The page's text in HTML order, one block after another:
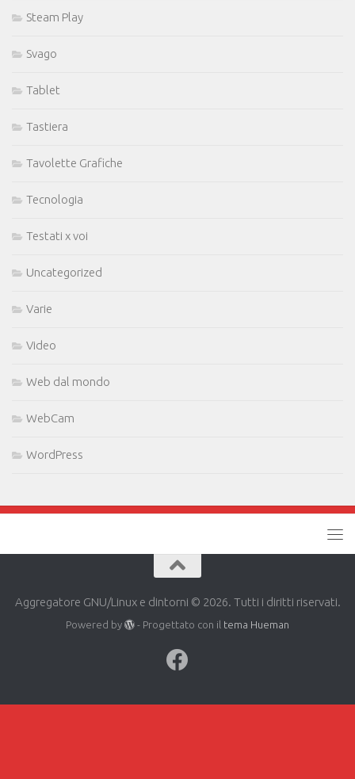
Steam Play
Svago
Tablet
Tastiera
Tavolette Grafiche
Tecnologia
Testati x voi
Uncategorized
Varie
Video
Web dal mondo
WebCam
WordPress
Aggregatore GNU/Linux e dintorni © 2026. Tutti i diritti riservati.
Powered by - Progettato con il tema Hueman